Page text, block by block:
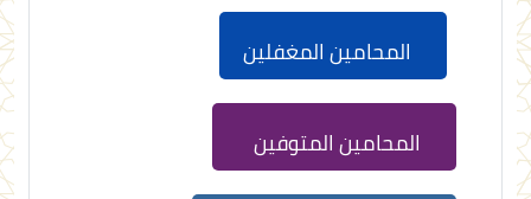
المحامين المغفلين
المحامين المتوفين